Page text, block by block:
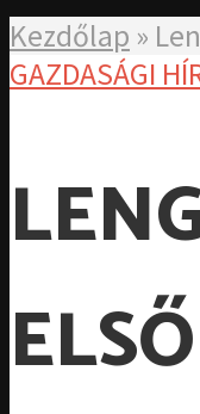
Kezdőlap »
GAZDASÁGI